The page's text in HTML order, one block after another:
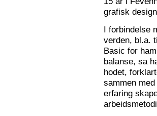
grafisk
I forbindelse
verden, bl.a.
Basic for
balanse, sa
hodet,
sammen
erfaring